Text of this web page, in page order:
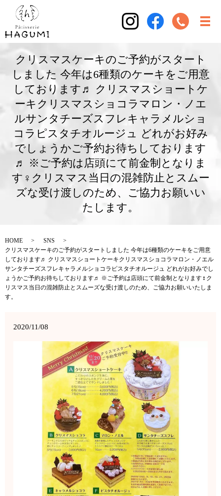
クリスマスケーキのご予約がスタート
しました 今年は6種類のケーキをご用意
しております♬ クリスマスショートケ
ーキクリスマスショコラマロン・ノエ
ルサンタチーズスフレキャラメルショ
コラピスタチオルージュ どれがお好み
でしょうかご予約お待ちしております
♬ ※ご予約は店頭にて前金制となりま
す‍♀️クリスマス当日の混雑防止とスムー
ズな受け渡しのため、ご協力お願いい
たします。
HOME
SNS
クリスマスケーキのご予約がスタートしました 今年は6種類のケーキをご用意
しております♬ クリスマスショートケーキクリスマスショコラマロン・ノエル
サンタチーズスフレキャラメルショコラピスタチオルージュ どれがお好みでし
ょうかご予約お待ちしております♬ ※ご予約は店頭にて前金制となります‍♀️ク
リスマス当日の混雑防止とスムーズな受け渡しのため、ご協力お願いいたしま
す。
2020/11/08